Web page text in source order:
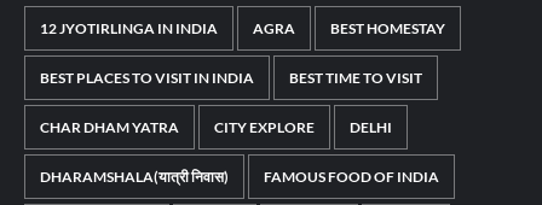
12 JYOTIRLINGA IN INDIA AGRA BEST HOMESTAY
BEST PLACES TO VISIT IN INDIA BEST TIME TO VISIT
CHAR DHAM YATRA CITY EXPLORE DELHI
DHARAMSHALA(यात्री निवास) FAMOUS FOOD OF INDIA